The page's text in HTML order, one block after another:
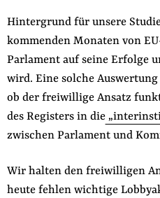
Hintergrund für unsere
kommenden Monaten von
Parlament auf seine Erfolge
wird. Eine solche
ob der freiwillige Ansatz
des Registers in die
zwischen Parlament und
Wir halten den freiwilligen
heute fehlen wichtige